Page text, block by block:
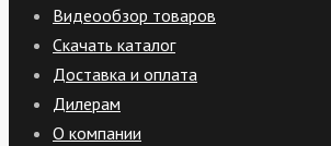
Видеообзор товаров
Скачать каталог
Доставка и оплата
Дилерам
О компании